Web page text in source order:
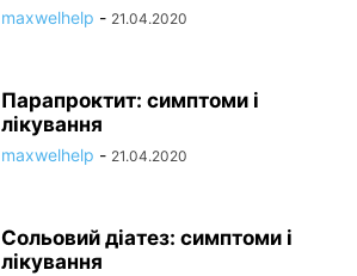
maxwelhelp - 21.04.2020
Парапроктит: симптоми і
лікування
maxwelhelp - 21.04.2020
Сольовий діатез: симптоми і
лікування